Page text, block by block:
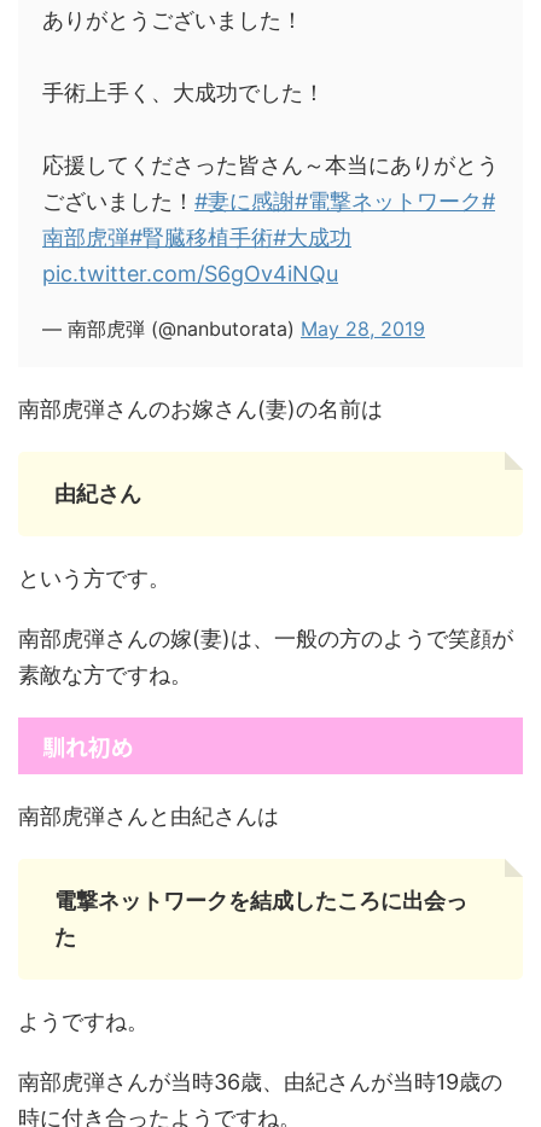
ありがとうございました！
手術上手く、大成功でした！
応援してくださった皆さん～本当にありがとう
ございました！ #妻に感謝#電撃ネットワーク#
南部虎弾#腎臓移植手術#大成功
pic.twitter.com/S6gOv4iNQu
— 南部虎弾 (@nanbutorata) May 28, 2019
南部虎弾さんのお嫁さん(妻)の名前は
由紀さん
という方です。
南部虎弾さんの嫁(妻)は、一般の方のようで笑顔が
素敵な方ですね。
馴れ初め
南部虎弾さんと由紀さんは
電撃ネットワークを結成したころに出会っ
た
ようですね。
南部虎弾さんが当時36歳、由紀さんが当時19歳の
時に付き合ったようですね。